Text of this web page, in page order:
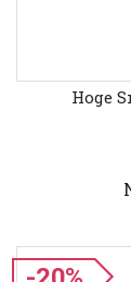
Hoge